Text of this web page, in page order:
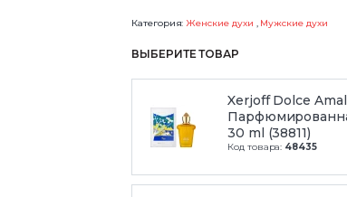
Категория: Женские духи , Мужские духи
ВЫБЕРИТЕ ТОВАР
Xerjoff Dolce
30 ml (38811)
Код товара: 48435